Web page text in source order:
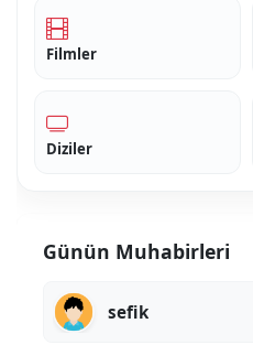
Filmler
Diziler
Günün Muhabirleri
sefik